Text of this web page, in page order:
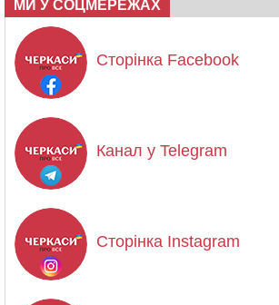
МИ У СОЦМЕРЕЖАХ
Сторінка Facebook
Канал у Telegram
Сторінка Instagram